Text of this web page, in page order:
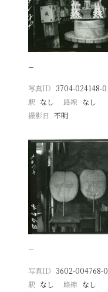
−
写真ID 3704-024148-0
駅 なし 路線 なし
撮影日
不明
−
写真ID 3602-004768-0
駅 なし 路線 なし